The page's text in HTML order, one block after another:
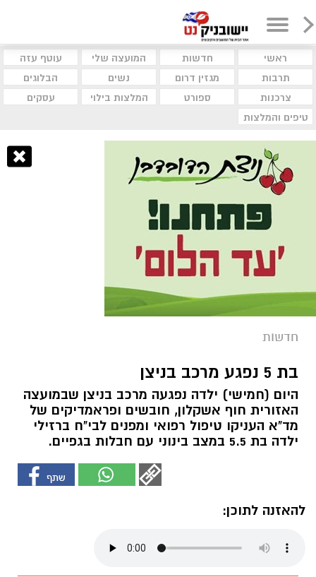
ראשי חדשות המועצה שלי
עוטף עזה
תרבות
מגזין דרום נשים
הבלוגים
צרכנות
ספורט המלצות בילוי
עסקים
טיפים והמלצות
חדשות
בת 5 נפגע מרכב בניצן
היום (חמישי) ילדה נפגעה מרכב בניצן שבמועצה
האזורית חוף אשקלון, חובשים ופראמדיקים של
מד"א העניקו טיפול רפואי ומפנים לבי"ח ברזילי
ילדה בת 5.5 במצב בינוני עם חבלות בגפיים.
להאזנה לתוכן: